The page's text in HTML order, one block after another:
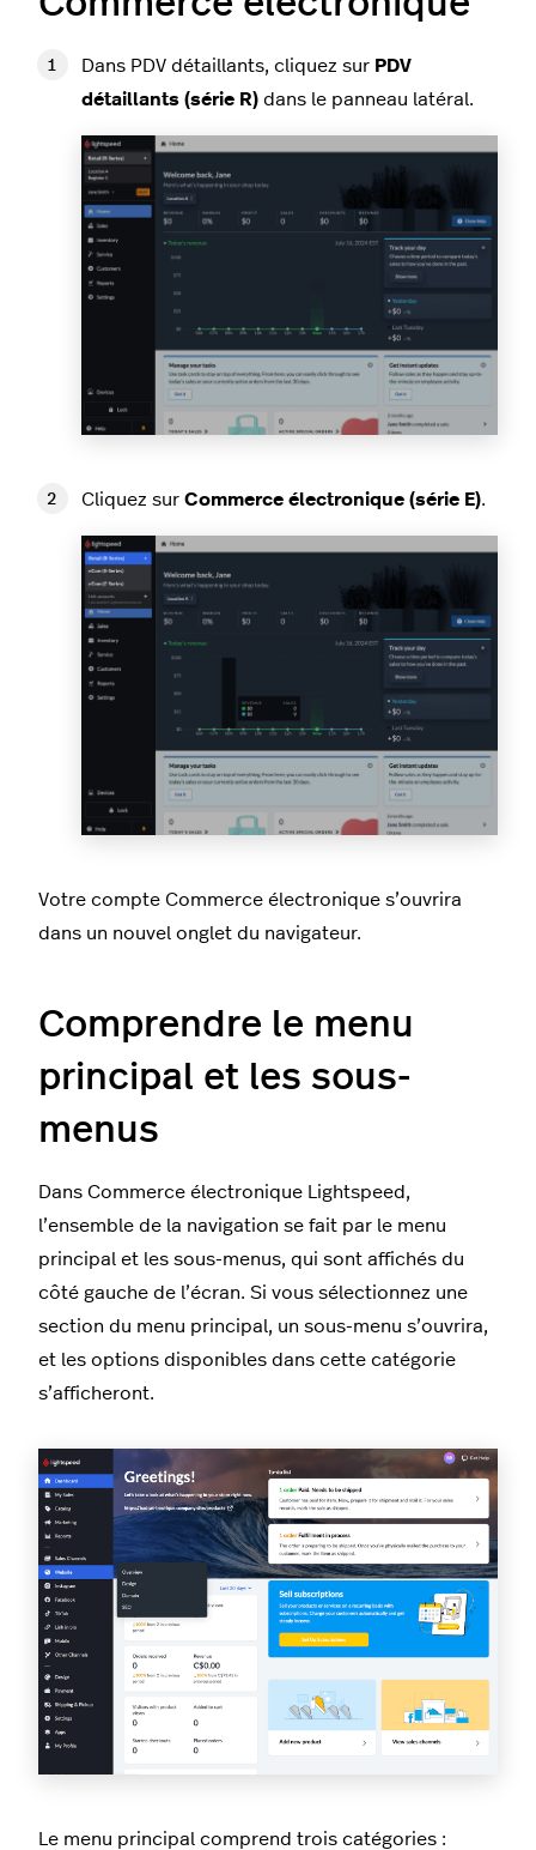
Dans PDV détaillants, cliquez sur PDV
détaillants (série R) dans le panneau latéral.
Cliquez sur Commerce électronique (série E).
Votre compte Commerce électronique s’ouvrira
dans un nouvel onglet du navigateur.
Comprendre le menu
principal et les sous-
menus
Dans Commerce électronique Lightspeed,
l’ensemble de la navigation se fait par le menu
principal et les sous-menus, qui sont affichés du
côté gauche de l’écran. Si vous sélectionnez une
section du menu principal, un sous-menu s’ouvrira,
et les options disponibles dans cette catégorie
s’afficheront.
Le menu principal comprend trois catégories :